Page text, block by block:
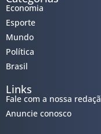
Economia
Esporte
Mundo
Política
Brasil
Links
Fale com a nossa
Anuncie conosco